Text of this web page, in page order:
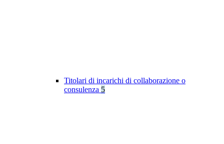
Titolari di incarichi di collaborazione o
consulenza 5